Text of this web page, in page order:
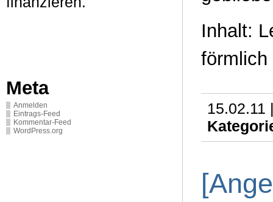
Meta
Anmelden
Eintrags-Feed
Kommentar-Feed
WordPress.org
Inhalt:
15.02.11